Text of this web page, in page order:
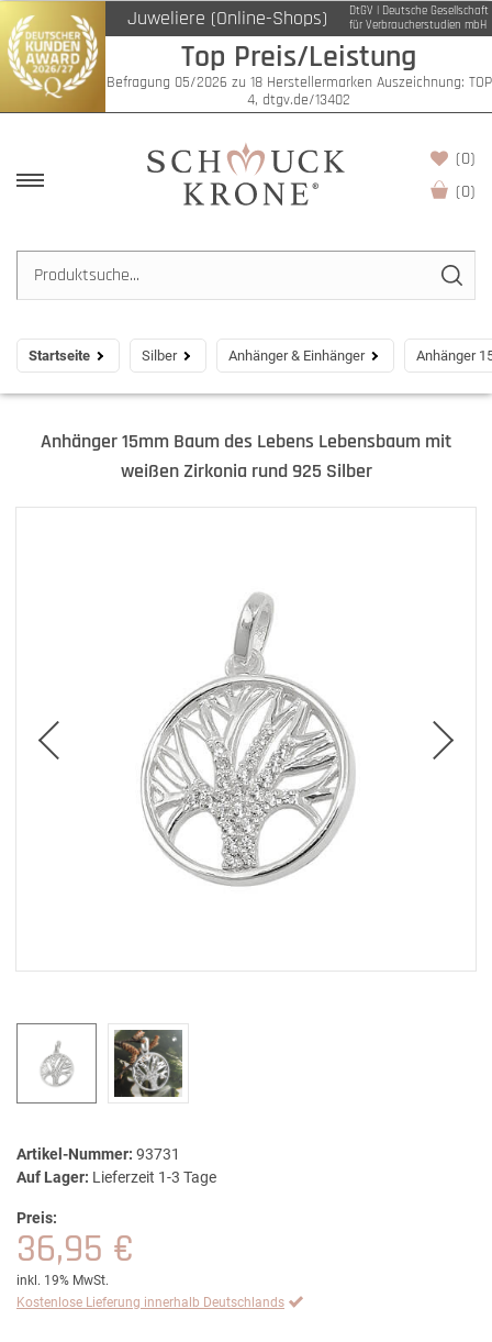
Juweliere (Online-Shops)
DtGV | Deutsche Gesellschaft
für Verbraucherstudien mbH
Top Preis/Leistung
Befragung 05/2026 zu 18 Herstellermarken Auszeichnung: TOP
4, dtgv.de/13402
(0)
(0)
Startseite Silber Anhänger & Einhänger Anhänger
Anhänger 15mm Baum des Lebens Lebensbaum mit
weißen Zirkonia rund 925 Silber
Artikel-Nummer: 93731
Auf Lager: Lieferzeit 1-3 Tage
Preis:
36,95 €
inkl. 19% MwSt.
Kostenlose Lieferung innerhalb Deutschlands